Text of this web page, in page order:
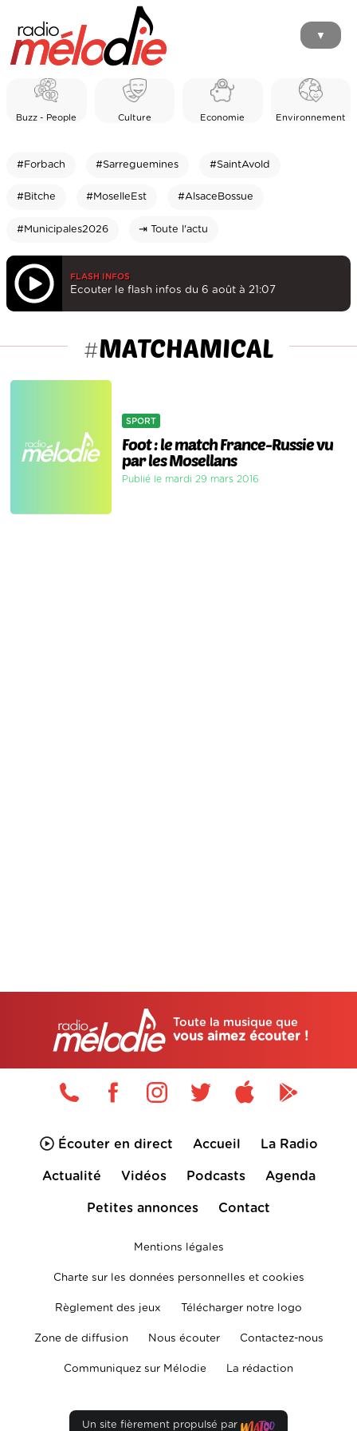
▼
Buzz - People Culture Economie Environnement
#Forbach #Sarreguemines #SaintAvold
#Bitche #MoselleEst #AlsaceBossue
#Municipales2026 ⇥ Toute l'actu
FLASH INFOS
Ecouter le flash infos du 6 août à 21:07
#MATCHAMICAL
SPORT
Foot : le match France-Russie vu
par les Mosellans
Publié le mardi 29 mars 2016
Toute la musique que
vous aimez écouter !
Écouter en direct Accueil La Radio
Actualité Vidéos Podcasts Agenda
Petites annonces Contact
Mentions légales
Charte sur les données personnelles et cookies
Règlement des jeux Télécharger notre logo
Zone de diffusion Nous écouter Contactez-nous
Communiquez sur Mélodie La rédaction
Un site fièrement propulsé par